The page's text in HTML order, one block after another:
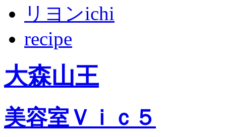
リヨンichi
recipe
大森山王
美容室Ｖｉｃ５